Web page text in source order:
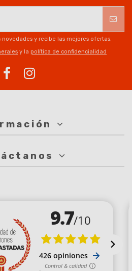
y recibe las mejores ofertas.
y la política de confidencialidad